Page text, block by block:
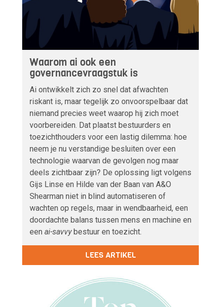
Waarom ai ook een
governancevraagstuk is
Ai ontwikkelt zich zo snel dat afwachten
riskant is, maar tegelijk zo onvoorspelbaar dat
niemand precies weet waarop hij zich moet
voorbereiden. Dat plaatst bestuurders en
toezichthouders voor een lastig dilemma: hoe
neem je nu verstandige besluiten over een
technologie waarvan de gevolgen nog maar
deels zichtbaar zijn? De oplossing ligt volgens
Gijs Linse en Hilde van der Baan van A&O
Shearman niet in blind automatiseren of
wachten op regels, maar in wendbaarheid, een
doordachte balans tussen mens en machine en
een ai-savvy bestuur en toezicht.
LEES ARTIKEL